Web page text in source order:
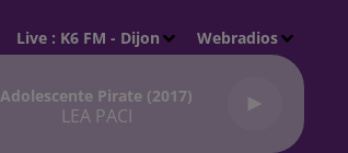
Live : K6 FM - Dijon Webradios
Adolescente Pirate (2017)
LEA PACI